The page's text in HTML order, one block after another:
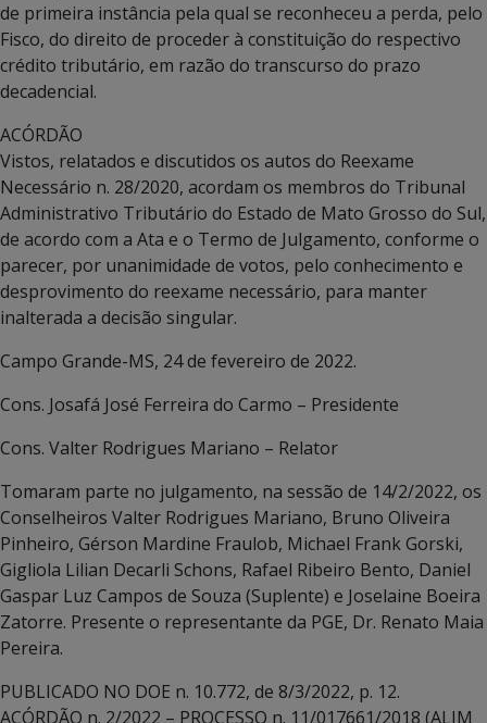
de primeira instância pela qual se reconheceu a perda, pelo
Fisco, do direito de proceder à constituição do respectivo
crédito tributário, em razão do transcurso do prazo
decadencial.
ACÓRDÃO
Vistos, relatados e discutidos os autos do Reexame
Necessário n. 28/2020, acordam os membros do Tribunal
Administrativo Tributário do Estado de Mato Grosso do Sul,
de acordo com a Ata e o Termo de Julgamento, conforme o
parecer, por unanimidade de votos, pelo conhecimento e
desprovimento do reexame necessário, para manter
inalterada a decisão singular.
Campo Grande-MS, 24 de fevereiro de 2022.
Cons. Josafá José Ferreira do Carmo – Presidente
Cons. Valter Rodrigues Mariano – Relator
Tomaram parte no julgamento, na sessão de 14/2/2022, os
Conselheiros Valter Rodrigues Mariano, Bruno Oliveira
Pinheiro, Gérson Mardine Fraulob, Michael Frank Gorski,
Gigliola Lilian Decarli Schons, Rafael Ribeiro Bento, Daniel
Gaspar Luz Campos de Souza (Suplente) e Joselaine Boeira
Zatorre. Presente o representante da PGE, Dr. Renato Maia
Pereira.
PUBLICADO NO DOE n. 10.772, de 8/3/2022, p. 12.
ACÓRDÃO n. 2/2022 – PROCESSO n. 11/017661/2018 (ALIM